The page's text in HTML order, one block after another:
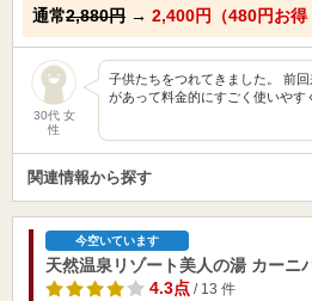
通常2,880円 → 2,400円（480円お得
30代 女
性
子供たちをつれてきました。 前
があって料金的にすごく使いやす
関連情報から探す
今空いています
天然温泉リゾート美人の湯 カーニ
4.3点 / 13 件